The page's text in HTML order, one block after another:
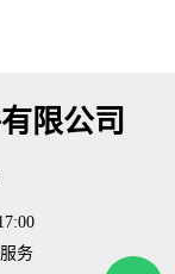
限公司
务